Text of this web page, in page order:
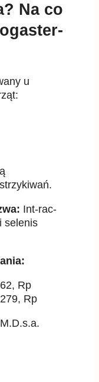
Na co
u
Int-rac-
selenis
Rp
Rp